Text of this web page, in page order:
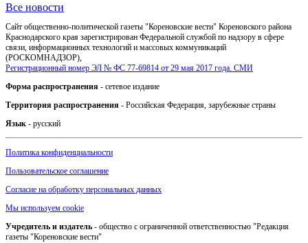
Все новости
Сайт общественно-политической газеты "Кореновские вести" Кореновского района
Краснодарского края зарегистрирован Федеральной службой по надзору в сфере
связи, информационных технологий и массовых коммуникаций
(РОСКОМНАДЗОР),
Регистрационный номер ЭЛ № ФС 77-69814 от 29 мая 2017 года. СМИ
Форма распространения - сетевое издание
Территория распространения - Российская Федерация, зарубежные страны
Язык - русский
Политика конфиденциальности
Пользовательское соглашение
Согласие на обработку персональных данных
Мы используем cookie
Учредитель и издатель - общество с ограниченной ответственностью "Редакция
газеты "Кореновские вести"